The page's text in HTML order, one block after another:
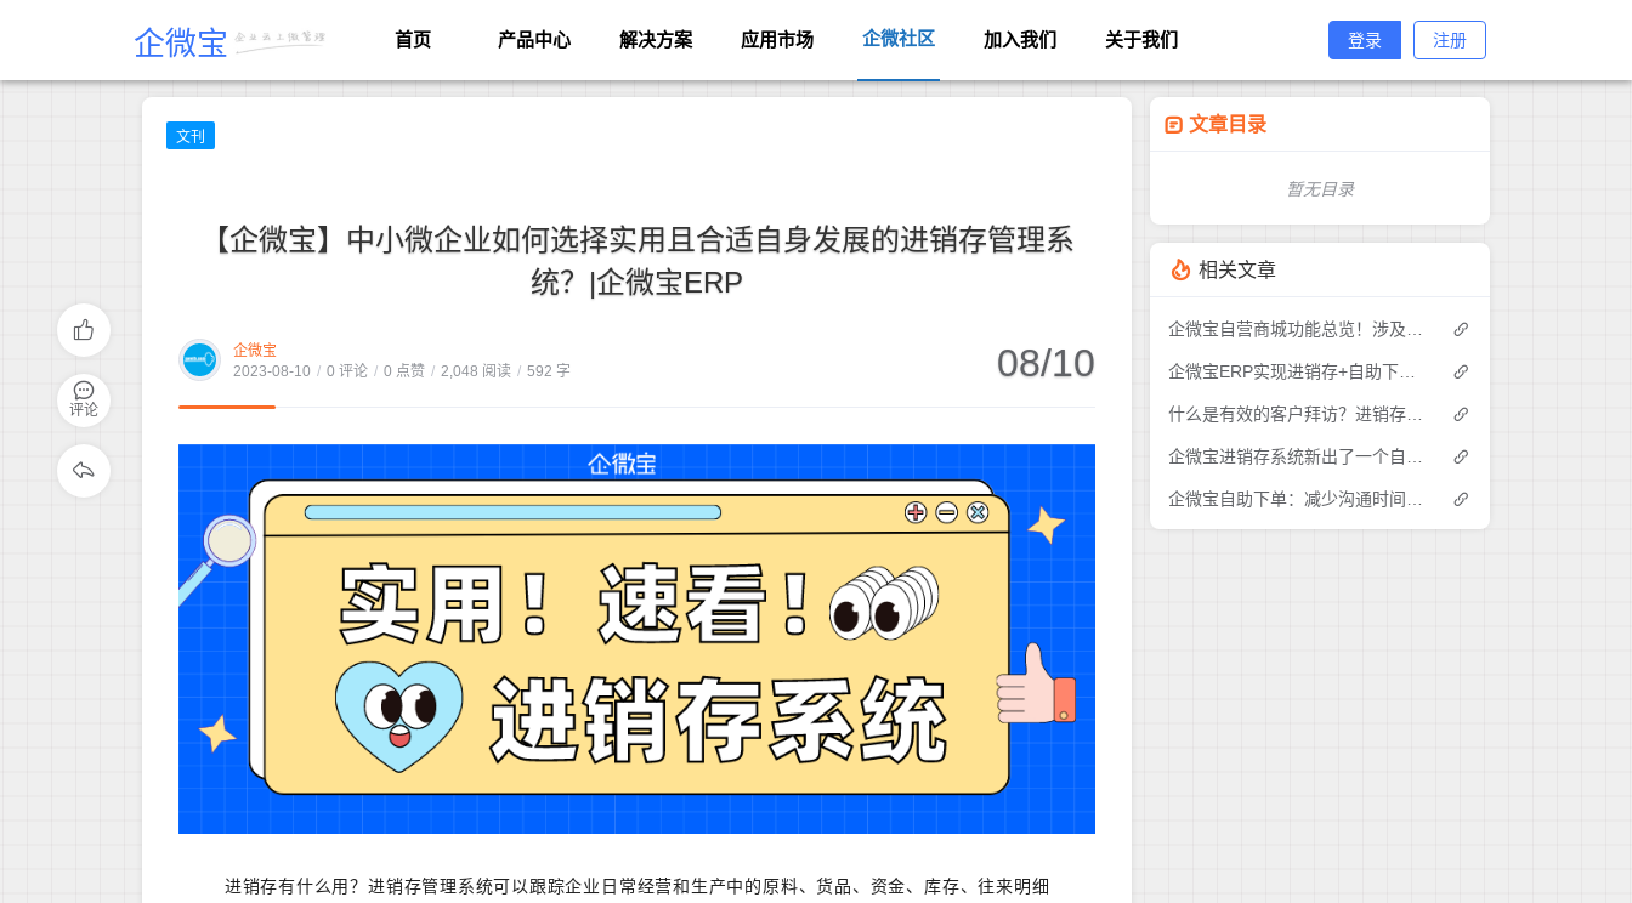
企微宝 首页 产品中心 解决方案 应用市场 企微社区 加入我们 关于我们 登录 注册
文刊
【企微宝】中小微企业如何选择实用且合适自身发展的进销存管理系
统？|企微宝ERP
企微宝
2023-08-10 / 0 评论 / 0 点赞 / 2,048 阅读 / 592 字 08/10
进销存有什么用？进销存管理系统可以跟踪企业日常经营和生产中的原料、货品、资金、库存、往来明细
评论
文章目录
暂无目录
相关文章